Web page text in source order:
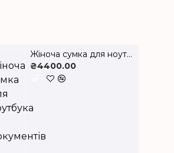
Жіноча сумка для ноутбука та документів з натуральної шкіри LS-47
₴4400.00